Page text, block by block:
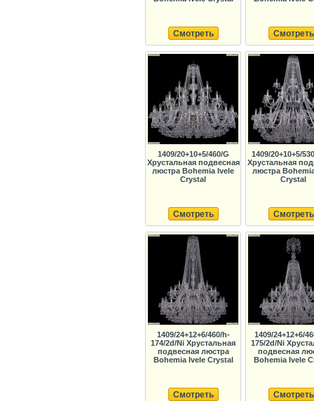
Смотреть Смотреть
1409/20+10+5/460/G
Хрустальная подвесная
люстра Bohemia Ivele
Crystal
Смотреть
1409/20+10+5/
Хрустальная
люстра
Crystal
Смотреть
1409/24+12+6/460/h-
174/2d/Ni Хрустальная
подвесная люстра
Bohemia Ivele Crystal
Смотреть
1409/24+12+6/
175/2d/Ni
подвесная
Bohemia Ivele
Смотреть